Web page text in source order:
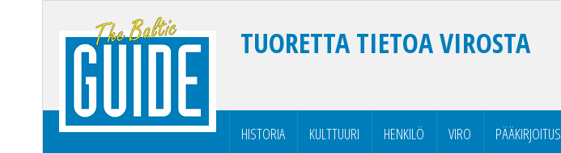
TUORETTA TIETOA VIROSTA
HISTORIA KULTTUURI HENKILÖ VIRO PÄÄKIRJOITUS